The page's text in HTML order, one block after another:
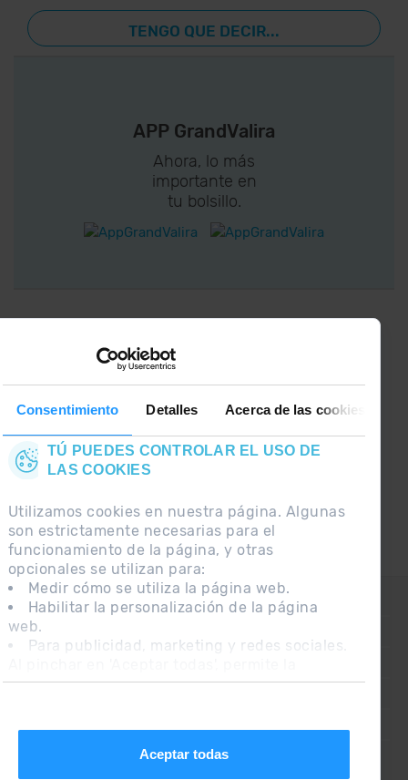
Consentimiento Detalles Acerca de las cookies
TÚ PUEDES CONTROLAR EL USO DE
LAS COOKIES
Utilizamos cookies en nuestra página. Algunas
son estrictamente necesarias para el
funcionamiento de la página, y otras
opcionales se utilizan para:
Medir cómo se utiliza la página web.
Habilitar la personalización de la página
web.
Para publicidad, marketing y redes sociales.
instalación de las cookies. Si prefieres
Aceptar todas
TENGO QUE DECIR...
APP GrandValira
Ahora, lo más
importante en
tu bolsillo.
¡CONECTA CON
GRANDVALIRA!
entérate de lo último el primero :)
CONTACTO
PREGUNTAS FRECUENTES